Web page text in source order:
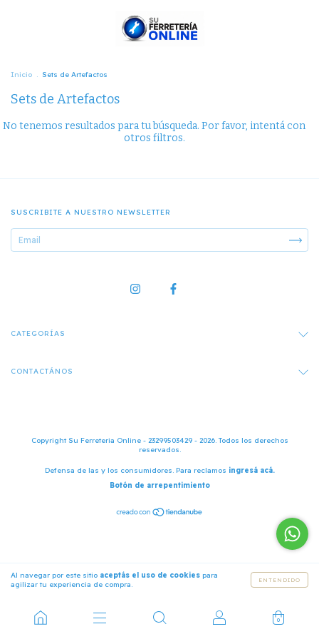
Al navegar por este sitio aceptás el uso de cookies para
agilizar tu experiencia de compra.
ENTENDIDO
0
Inicio . Sets de Artefactos
Sets de Artefactos
No tenemos resultados para tu búsqueda. Por favor, intentá con
otros filtros.
SUSCRIBITE A NUESTRO NEWSLETTER
CATEGORÍAS
CONTACTÁNOS
Copyright Su Ferreteria Online - 23299503429 - 2026. Todos los derechos
reservados.
Defensa de las y los consumidores. Para reclamos ingresá acá.
Botón de arrepentimiento